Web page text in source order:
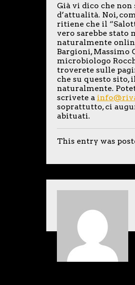
Già vi dico che non
d’attualità. Noi,
ritiene che il
vero sarebbe stato
naturalmente
Bargioni, Massimo
microbiologo
troverete sulle
che su questo
naturalmente.
scrivete a
soprattutto, ci
abituati.
This entry was